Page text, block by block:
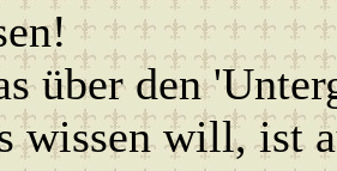
über den
wissen will, ist